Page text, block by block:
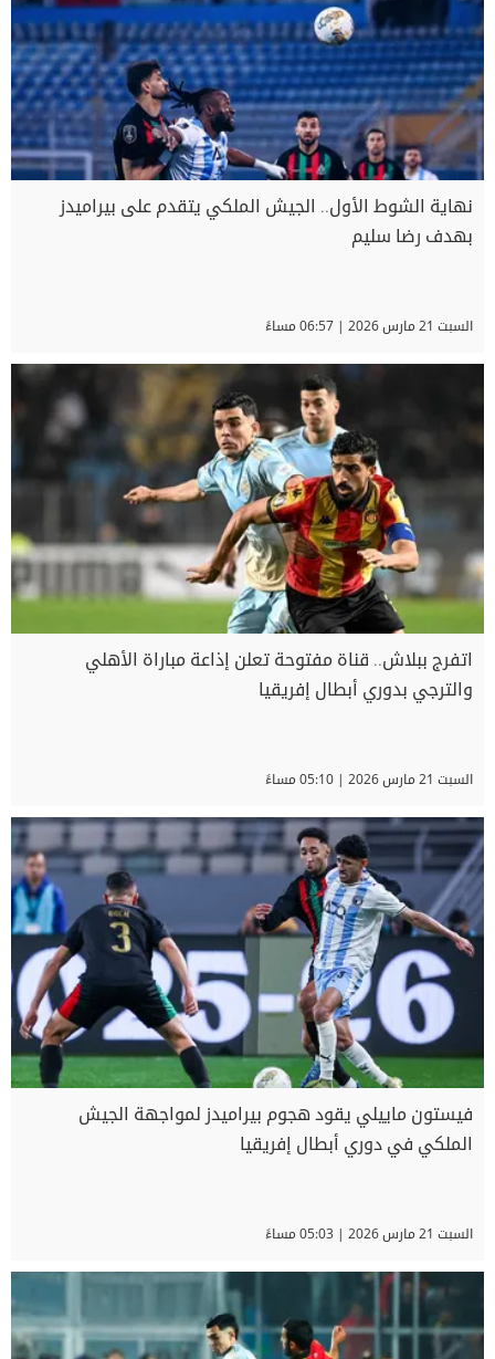
نهاية الشوط الأول.. الجيش الملكي يتقدم على بيراميدز
بهدف رضا سليم
السبت 21 مارس 2026 | 06:57 مساءً
اتفرج ببلاش.. قناة مفتوحة تعلن إذاعة مباراة الأهلي
والترجي بدوري أبطال إفريقيا
السبت 21 مارس 2026 | 05:10 مساءً
فيستون ماييلي يقود هجوم بيراميدز لمواجهة الجيش
الملكي في دوري أبطال إفريقيا
السبت 21 مارس 2026 | 05:03 مساءً